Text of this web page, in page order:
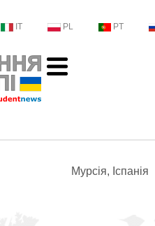
IT PL PT
Мурсія, Іспанія